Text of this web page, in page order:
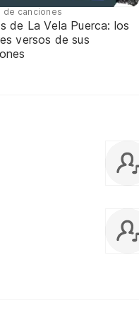
de canciones
de La Vela Puerca: los
versos de sus